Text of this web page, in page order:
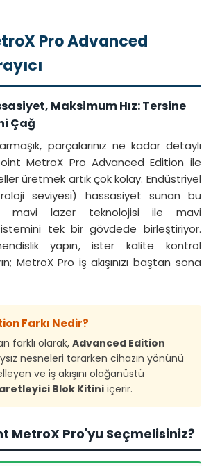
Pro Advanced
Maksimum Hız: Tersine
Çağ
parçalarınız ne kadar detaylı
MetroX Pro Advanced Edition ile
üretmek artık çok kolay. Endüstriyel
seviyesi) hassasiyet sunan bu
mavi lazer teknolojisi ile mavi
sistemini tek bir gövdede birleştiriyor.
yapın, ister kalite kontrol
MetroX Pro iş akışınızı baştan sona
Farkı Nedir?
farklı olarak,Advanced Edition
nesneleri tararken cihazın yönünü
ve iş akışını olağanüstü
Blok Kitini içerir.
MetroX Pro'yu Seçmelisiniz?